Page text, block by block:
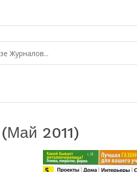
2011)